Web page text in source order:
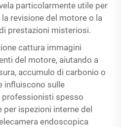
particolarmente utile per
revisione del motore o la
prestazioni misteriosi.
cattura immagini
del motore, aiutando a
accumulo di carbonio o
influiscono sulle
professionisti spesso
ispezioni interne del
endoscopica